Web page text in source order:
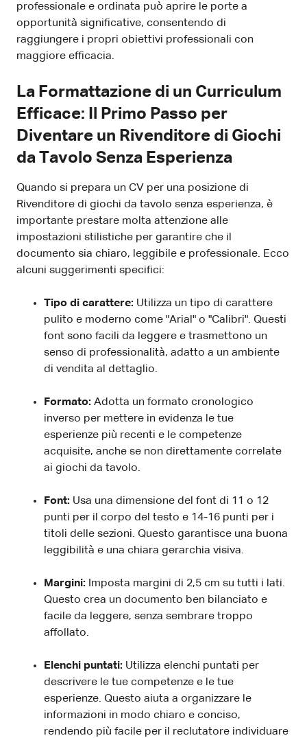
professionale e ordinata può aprire le porte a
opportunità significative, consentendo di
raggiungere i propri obiettivi professionali con
maggiore efficacia.
La Formattazione di un Curriculum
Efficace: Il Primo Passo per
Diventare un Rivenditore di Giochi
da Tavolo Senza Esperienza
Quando si prepara un CV per una posizione di
Rivenditore di giochi da tavolo senza esperienza, è
importante prestare molta attenzione alle
impostazioni stilistiche per garantire che il
documento sia chiaro, leggibile e professionale. Ecco
alcuni suggerimenti specifici:
Tipo di carattere: Utilizza un tipo di carattere
pulito e moderno come "Arial" o "Calibri". Questi
font sono facili da leggere e trasmettono un
senso di professionalità, adatto a un ambiente
di vendita al dettaglio.
Formato: Adotta un formato cronologico
inverso per mettere in evidenza le tue
esperienze più recenti e le competenze
acquisite, anche se non direttamente correlate
ai giochi da tavolo.
Font: Usa una dimensione del font di 11 o 12
punti per il corpo del testo e 14-16 punti per i
titoli delle sezioni. Questo garantisce una buona
leggibilità e una chiara gerarchia visiva.
Margini: Imposta margini di 2,5 cm su tutti i lati.
Questo crea un documento ben bilanciato e
facile da leggere, senza sembrare troppo
affollato.
Elenchi puntati: Utilizza elenchi puntati per
descrivere le tue competenze e le tue
esperienze. Questo aiuta a organizzare le
informazioni in modo chiaro e conciso,
rendendo più facile per il reclutatore individuare